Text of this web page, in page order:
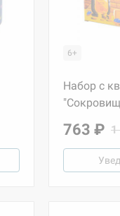
6+
Набор с
763 ₽ 1